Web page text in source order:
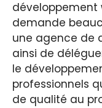
développement
demande
une agence de
ainsi de
le
professionnels
de qualité au